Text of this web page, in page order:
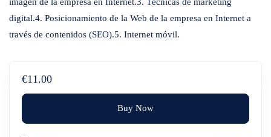
digital.4. Posicionamiento de la Web de la empresa en Internet a
través de contenidos (SEO).5. Internet móvil.
€11.00
Buy Now